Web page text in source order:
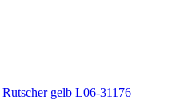
Rutscher gelb L06-31176